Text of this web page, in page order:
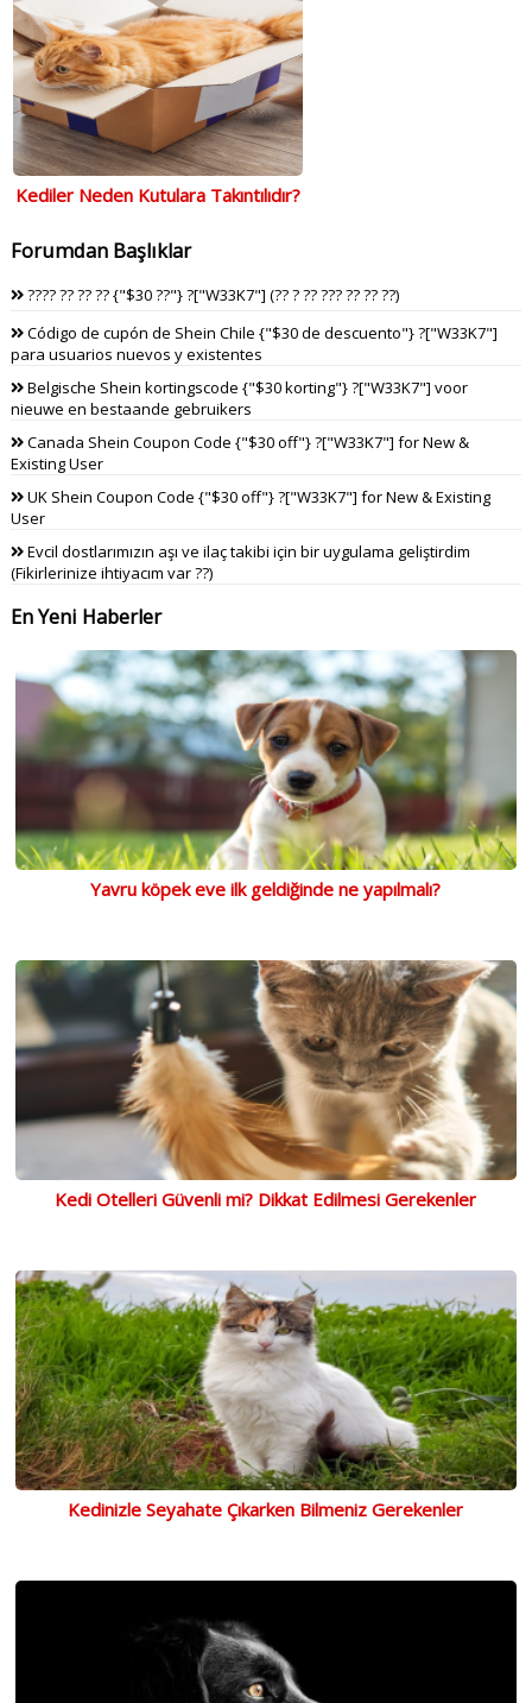
Kediler Neden Kutulara Takıntılıdır?
Forumdan Başlıklar
???? ?? ?? ?? {"$30 ??"} ?["W33K7"] (?? ? ?? ??? ?? ?? ??)
Código de cupón de Shein Chile {"$30 de descuento"} ?["W33K7"]
para usuarios nuevos y existentes
Belgische Shein kortingscode {"$30 korting"} ?["W33K7"] voor
nieuwe en bestaande gebruikers
Canada Shein Coupon Code {"$30 off"} ?["W33K7"] for New &
Existing User
UK Shein Coupon Code {"$30 off"} ?["W33K7"] for New & Existing
User
Evcil dostlarımızın aşı ve ilaç takibi için bir uygulama geliştirdim
(Fikirlerinize ihtiyacım var ??)
En Yeni Haberler
Yavru köpek eve ilk geldiğinde ne yapılmalı?
Kedi Otelleri Güvenli mi? Dikkat Edilmesi Gerekenler
Kedinizle Seyahate Çıkarken Bilmeniz Gerekenler